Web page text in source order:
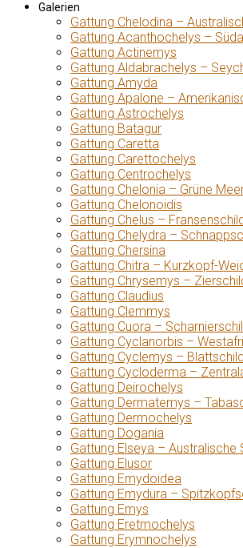
Galerien
Gattung Chelodina –
Gattung Acanthochelys –
Gattung Actinemys
Gattung Aldabrachelys –
Gattung Amyda
Gattung Apalone –
Gattung Astrochelys
Gattung Batagur
Gattung Caretta
Gattung Carettochelys
Gattung Centrochelys
Gattung Chelonia – Grüne
Gattung Chelonoidis
Gattung Chelus –
Gattung Chelydra –
Gattung Chersina
Gattung Chitra – Kurzkopf-
Gattung Chrysemys –
Gattung Claudius
Gattung Clemmys
Gattung Cuora –
Gattung Cyclanorbis –
Gattung Cyclemys –
Gattung Cycloderma –
Gattung Deirochelys
Gattung Dermatemys –
Gattung Dermochelys
Gattung Dogania
Gattung Elseya – Australische
Gattung Elusor
Gattung Emydoidea
Gattung Emydura –
Gattung Emys
Gattung Eretmochelys
Gattung Erymnochelys